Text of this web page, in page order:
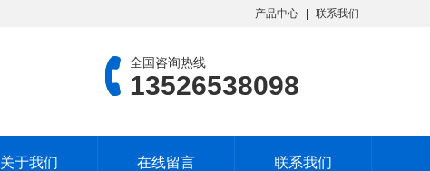
产品中心 联系我们
全国咨询热线
13526538098
关于我们 在线留言 联系我们